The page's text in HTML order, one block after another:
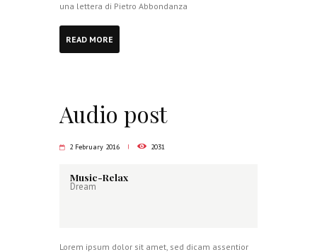
una lettera di Pietro Abbondanza
READ MORE
Audio post
2 February 2016 2031
Music-Relax
Dream
Lorem ipsum dolor sit amet, sed dicam assentior